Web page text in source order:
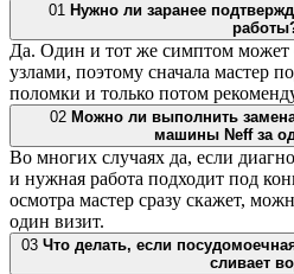
01 Нужно ли заранее
Да. Один и тот же симптом может
узлами, поэтому сначала мастер
поломки и только потом
02 Можно ли выполнить
машины Neff за
Во многих случаях да, если
и нужная работа подходит под
осмотра мастер сразу скажет,
один визит.
03 Что делать, если
сливает